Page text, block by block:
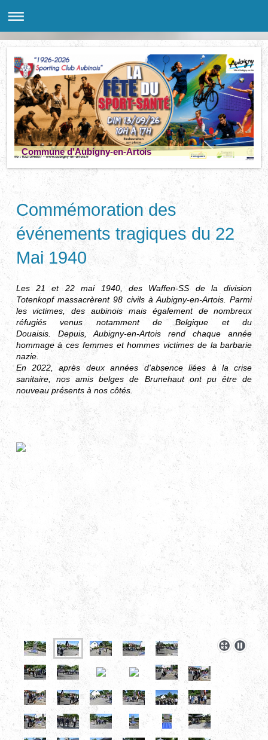
Commune d'Aubigny-en-Artois
Commémoration des
événements tragiques du 22
Mai 1940
Les 21 et 22 mai 1940, des Waffen-SS de la division
Totenkopf massacrèrent 98 civils à Aubigny-en-Artois.Parmi
les victimes, des aubinois mais également de nombreux
réfugiés venus notamment de Belgique et du
Douaisis. Depuis, Aubigny-en-Artois rend chaque année
hommage à ces femmes et hommes victimes de la barbarie
nazie.
En 2022, après deux années d'absence liées à la crise
sanitaire, nos amis belges de Brunehaut ont pu être de
nouveau présents à nos côtés.